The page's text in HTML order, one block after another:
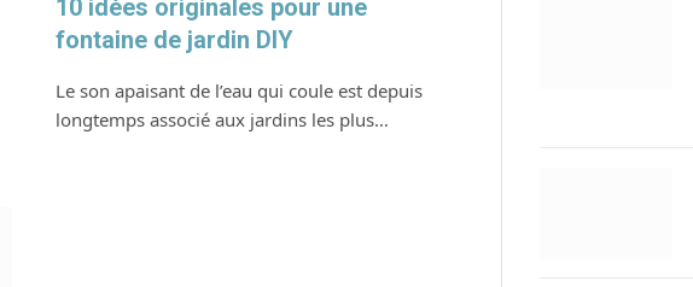
10 idées originales pour une
fontaine de jardin DIY
Le son apaisant de l’eau qui coule est depuis
longtemps associé aux jardins les plus…